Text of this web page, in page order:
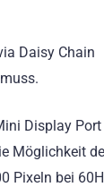
Daisy Chain
Display
Möglichkeit
Pixeln bei